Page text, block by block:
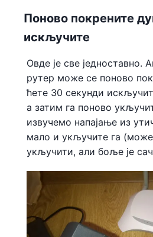
Поново покрените
искључите
Овде је све једноставно.
рутер може се поново
ћете 30 секунди
а затим га поново
извучемо напајање из
мало и укључите га
укључити, али боље је